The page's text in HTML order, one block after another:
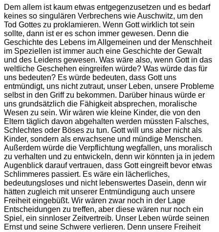
Dem allem ist kaum etwas entgegenzusetzen und es bedarf
keines so singulären Verbrechens wie Auschwitz, um den
Tod Gottes zu proklamieren. Wenn Gott wirklich tot sein
sollte, dann ist er es schon immer gewesen. Denn die
Geschichte des Lebens im Allgemeinen und der Menschheit
im Speziellen ist immer auch eine Geschichte der Gewalt
und des Leidens gewesen. Was wäre also, wenn Gott in das
weltliche Geschehen eingreifen würde? Was würde das für
uns bedeuten? Es würde bedeuten, dass Gott uns
entmündigt, uns nicht zutraut, unser Leben, unsere Probleme
selbst in den Griff zu bekommen. Darüber hinaus würde er
uns grundsätzlich die Fähigkeit absprechen, moralische
Wesen zu sein. Wir wären wie kleine Kinder, die von den
Eltern täglich davon abgehalten werden müssten Falsches,
Schlechtes oder Böses zu tun. Gott will uns aber nicht als
Kinder, sondern als erwachsene und mündige Menschen.
Außerdem würde die Verpflichtung wegfallen, uns moralisch
zu verhalten und zu entwickeln, denn wir könnten ja in jedem
Augenblick darauf vertrauen, dass Gott eingreift bevor etwas
Schlimmeres passiert. Es wäre ein lächerliches,
bedeutungsloses und nicht lebenswertes Dasein, denn wir
hätten zugleich mit unserer Entmündigung auch unsere
Freiheit eingebüßt. Wir wären zwar noch in der Lage
Entscheidungen zu treffen, aber diese wären nur noch ein
Spiel, ein sinnloser Zeitvertreib. Unser Leben würde seinen
Ernst und seine Schwere verlieren. Denn unsere Freiheit